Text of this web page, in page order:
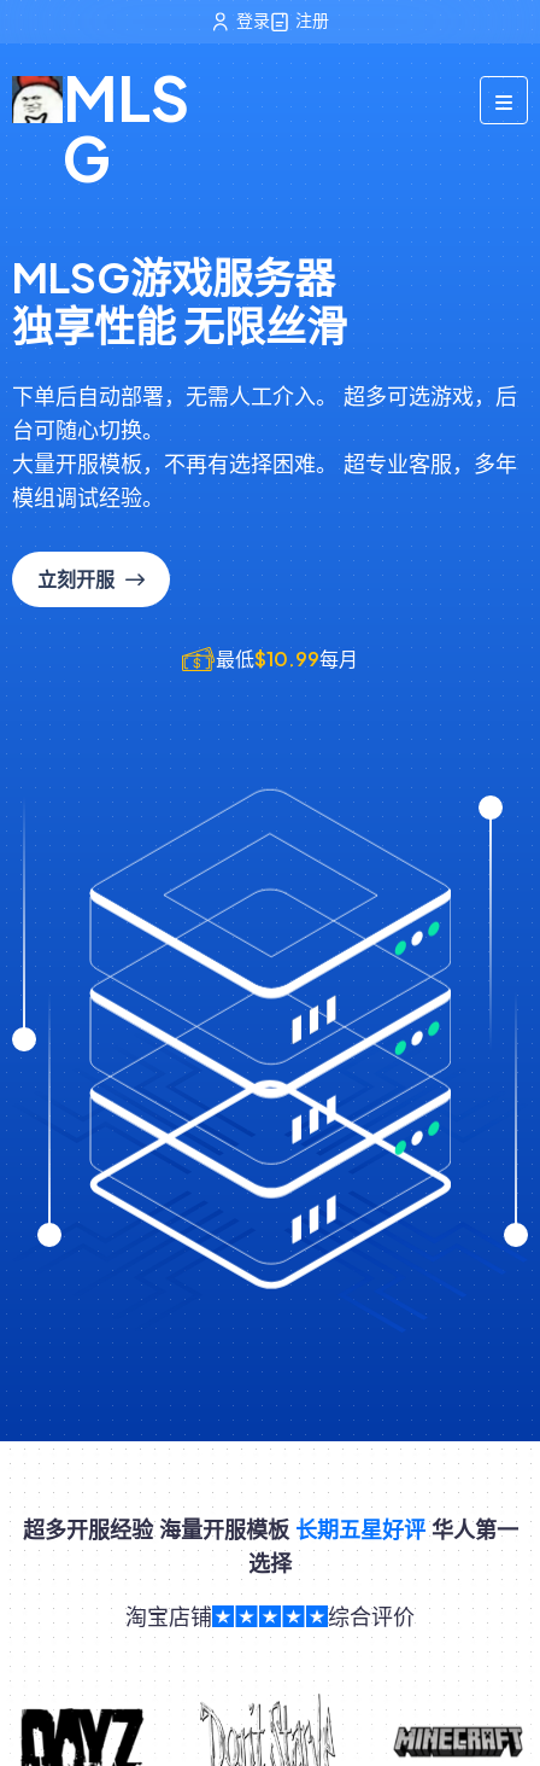
登录 注册
MLS
G
MLSG游戏服务器
独享性能 无限丝滑
下单后自动部署，无需人工介入。 超多可选游戏，后
台可随心切换。
大量开服模板，不再有选择困难。 超专业客服，多年
模组调试经验。
立刻开服
最低$10.99每月
超多开服经验 海量开服模板 长期五星好评华人第一
选择
淘宝店铺 综合评价